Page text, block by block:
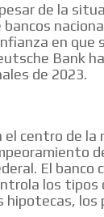
de la
bancos
en que
Bank
de 2023.
el centro de la
El banco
los tipos
hipotecas, los